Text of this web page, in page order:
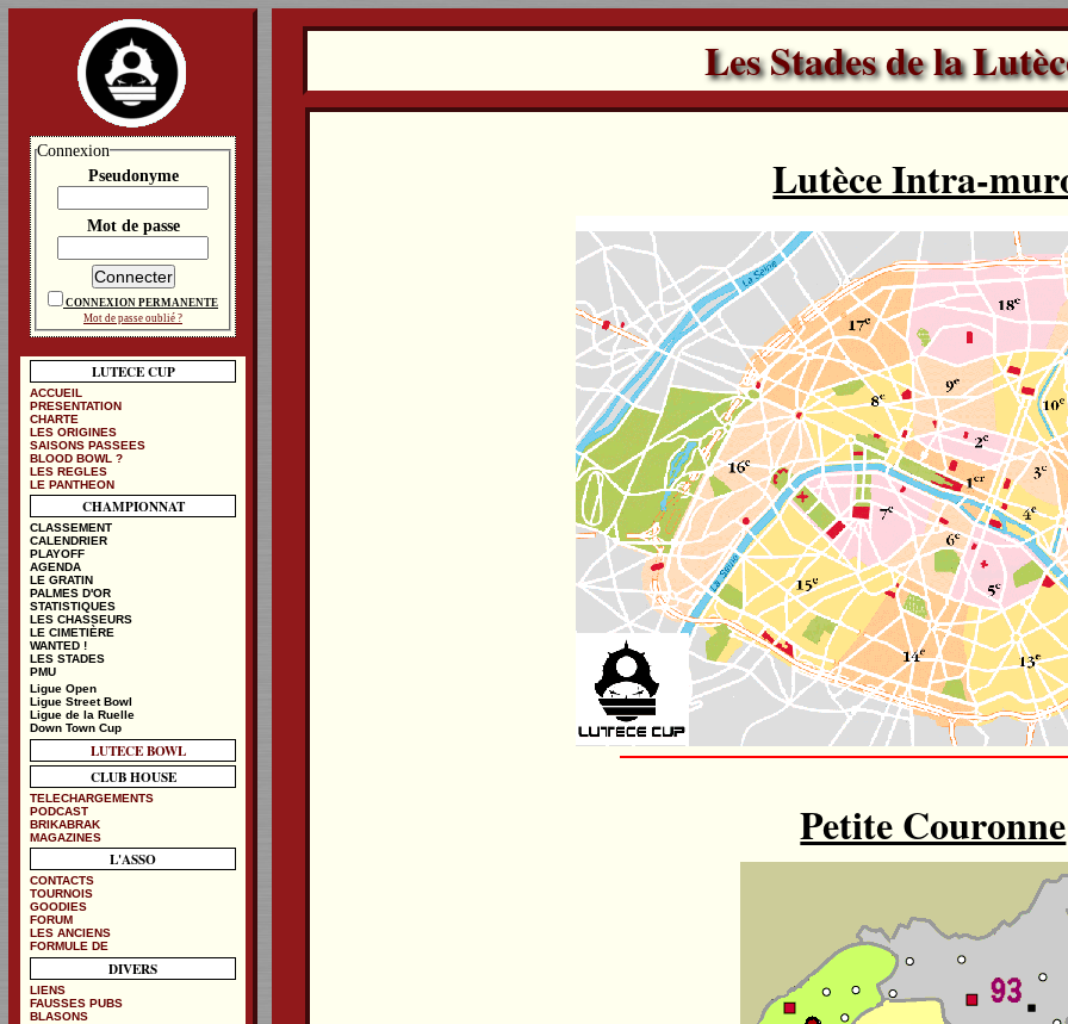
Les Stades de la
Lutèce Intra-
Petite Couronne
Connexion
Pseudonyme
Mot de passe
CONNEXION PERMANENTE
Mot de passe oublié ?
LUTECE CUP
ACCUEIL
PRESENTATION
CHARTE
LES ORIGINES
SAISONS PASSEES
BLOOD BOWL ?
LES REGLES
LE PANTHEON
CHAMPIONNAT
CLASSEMENT
CALENDRIER
PLAYOFF
AGENDA
LE GRATIN
PALMES D'OR
STATISTIQUES
LES CHASSEURS
LE CIMETIÈRE
WANTED !
LES STADES
PMU
Ligue Open
Ligue Street Bowl
Ligue de la Ruelle
Down Town Cup
LUTECE BOWL
CLUB HOUSE
TELECHARGEMENTS
PODCAST
BRIKABRAK
MAGAZINES
L'ASSO
CONTACTS
TOURNOIS
GOODIES
FORUM
LES ANCIENS
FORMULE DE
DIVERS
LIENS
FAUSSES PUBS
BLASONS